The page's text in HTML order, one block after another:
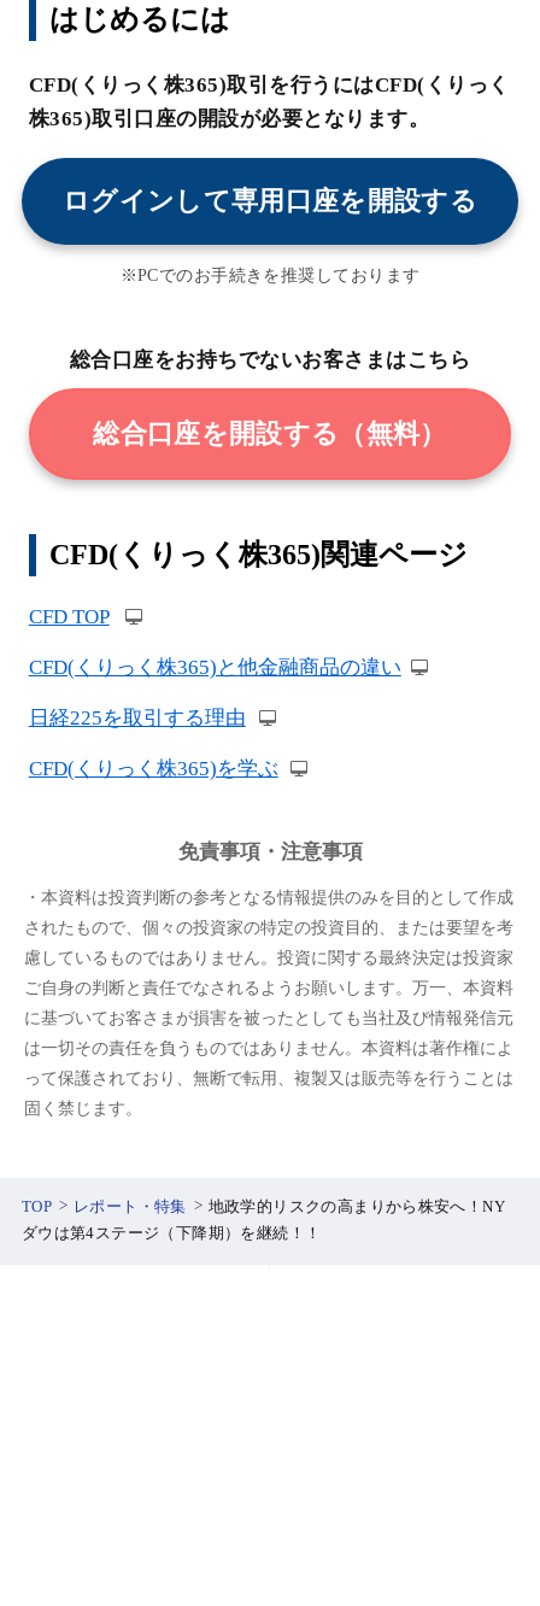
はじめるには
CFD(くりっく株365)取引を行うにはCFD(くりっく
株365)取引口座の開設が必要となります。
ログインして専用口座を開設する
※PCでのお手続きを推奨しております
総合口座をお持ちでないお客さまはこちら
総合口座を開設する（無料）
CFD(くりっく株365)関連ページ
CFD TOP
CFD(くりっく株365)と他金融商品の違い
日経225を取引する理由
CFD(くりっく株365)を学ぶ
免責事項・注意事項
・本資料は投資判断の参考となる情報提供のみを目的として作成
されたもので、個々の投資家の特定の投資目的、または要望を考
慮しているものではありません。投資に関する最終決定は投資家
ご自身の判断と責任でなされるようお願いします。万一、本資料
に基づいてお客さまが損害を被ったとしても当社及び情報発信元
は一切その責任を負うものではありません。本資料は著作権によ
って保護されており、無断で転用、複製又は販売等を行うことは
固く禁じます。
TOP レポート・特集
地政学的リスクの高まりから株安へ！NY
ダウは第4ステージ（下降期）を継続！！